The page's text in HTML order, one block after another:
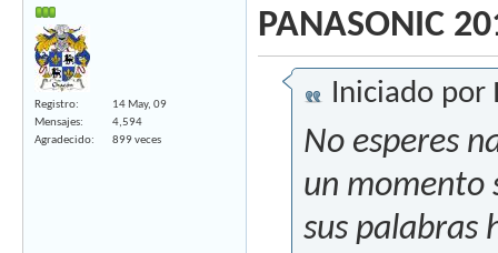
Registro
14 May, 09
Mensajes
4,594
Agradecido
899 veces
PANASONIC
Iniciado por
No esperes
un momento
sus palabras